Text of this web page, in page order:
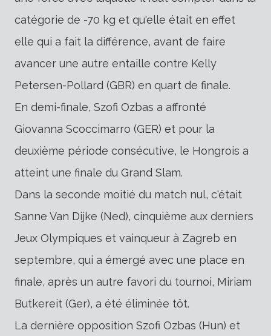
catégorie de -70 kg et qu'elle était en effet
elle qui a fait la différence, avant de faire
avancer une autre entaille contre Kelly
Petersen-Pollard (GBR) en quart de finale.
En demi-finale, Szofi Ozbas a affronté
Giovanna Scoccimarro (GER) et pour la
deuxième période consécutive, le Hongrois a
atteint une finale du Grand Slam.
Dans la seconde moitié du match nul, c'était
Sanne Van Dijke (Ned), cinquième aux derniers
Jeux Olympiques et vainqueur à Zagreb en
septembre, qui a émergé avec une place en
finale, après un autre favori du tournoi, Miriam
Butkereit (Ger), a été éliminée tôt.
La dernière opposition Szofi Ozbas (Hun) et